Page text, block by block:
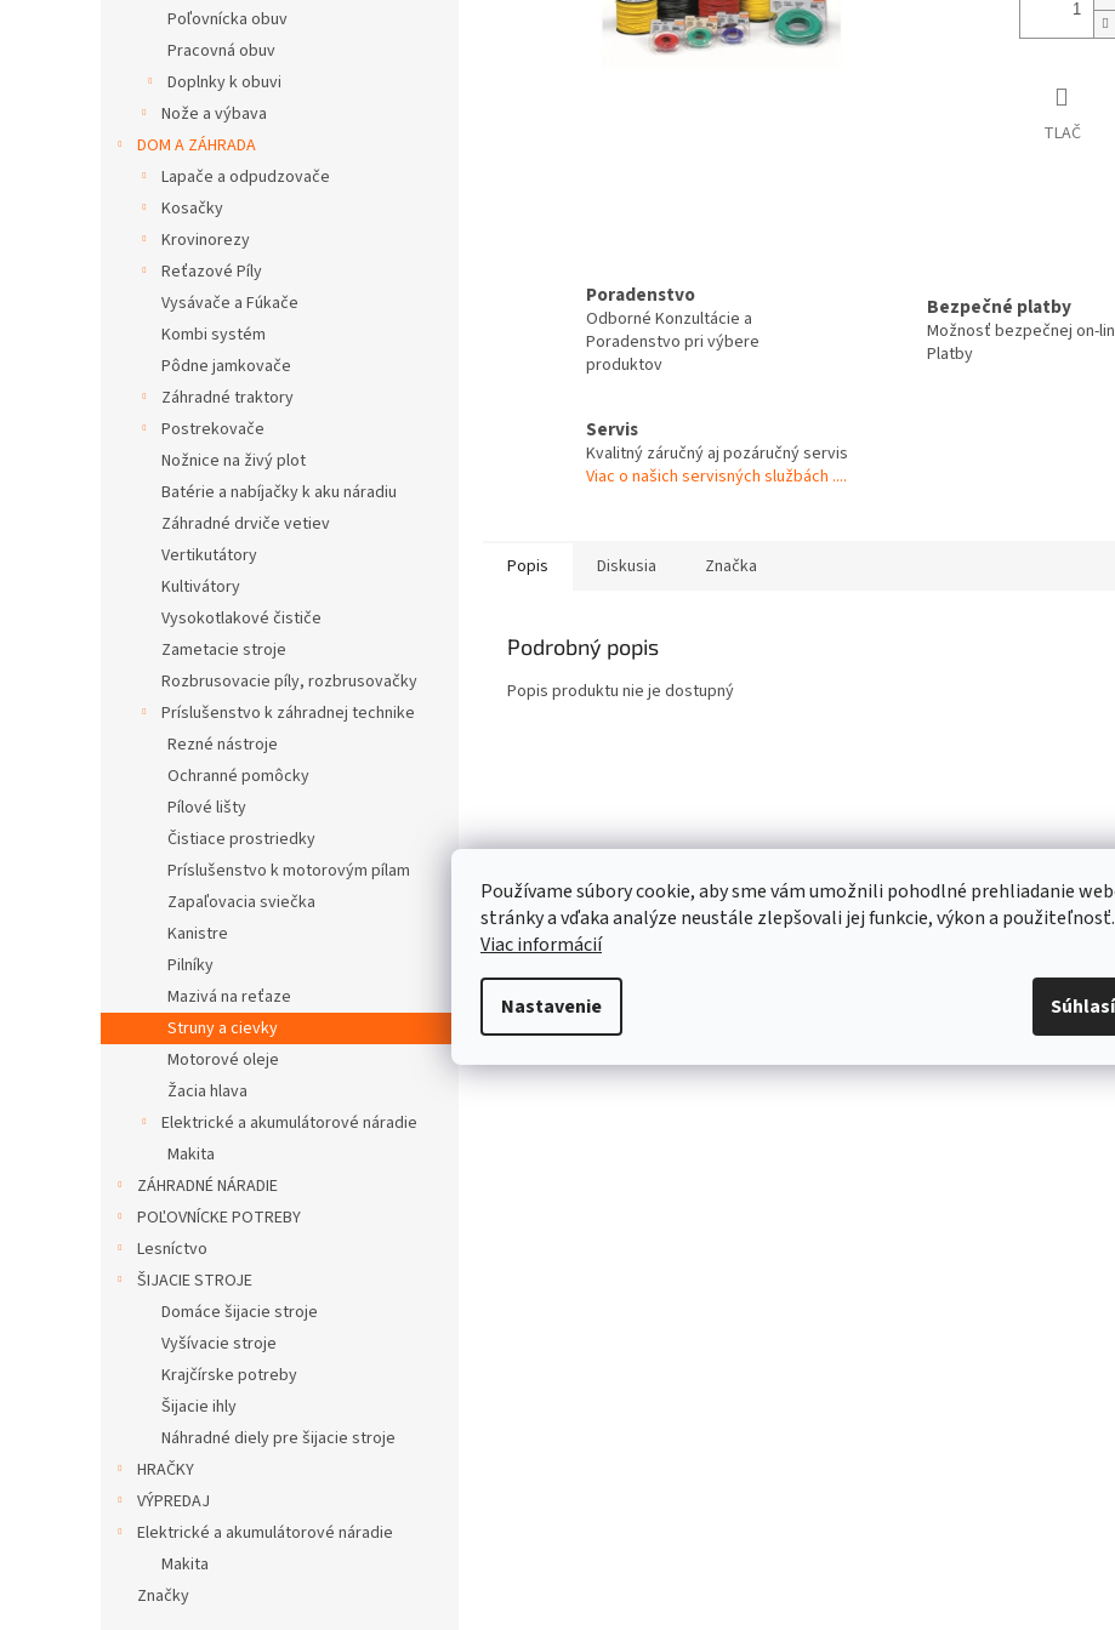
Používame súbory cookie, aby sme vám umožnili pohodlné prehliadanie
stránky a vďaka analýze neustále zlepšovali jej funkcie, výkon a použiteľnosť.
Viac informácií
Nastavenie
Poľovnícka obuv
Pracovná obuv
Doplnky k obuvi
Nože a výbava
DOM A ZÁHRADA
Lapače a odpudzovače
Kosačky
Krovinorezy
Reťazové Píly
Vysávače a Fúkače
Kombi systém
Pôdne jamkovače
Záhradné traktory
Postrekovače
Nožnice na živý plot
Batérie a nabíjačky k aku náradiu
Záhradné drviče vetiev
Vertikutátory
Kultivátory
Vysokotlakové čističe
Zametacie stroje
Rozbrusovacie píly, rozbrusovačky
Príslušenstvo k záhradnej technike
Rezné nástroje
Ochranné pomôcky
Pílové lišty
Čistiace prostriedky
Príslušenstvo k motorovým pílam
Zapaľovacia sviečka
Kanistre
Pilníky
Mazivá na reťaze
Struny a cievky
Motorové oleje
Žacia hlava
Elektrické a akumulátorové náradie
Makita
ZÁHRADNÉ NÁRADIE
POĽOVNÍCKE POTREBY
Lesníctvo
ŠIJACIE STROJE
Domáce šijacie stroje
Vyšívacie stroje
Krajčírske potreby
Šijacie ihly
Náhradné diely pre šijacie stroje
HRAČKY
VÝPREDAJ
Elektrické a akumulátorové náradie
Makita
Značky
TLAČ
Poradenstvo
Odborné Konzultácie a
Poradenstvo pri výbere
produktov
Bezpečné platby
Možnosť bezpečnej on-
Platby
Servis
Kvalitný záručný aj pozáručný servis
Viac o našich servisných službách ....
Popis Diskusia Značka
Podrobný popis
Popis produktu nie je dostupný